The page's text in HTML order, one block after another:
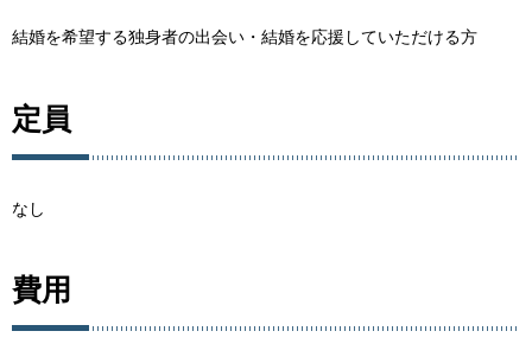
結婚を希望する独身者の出会い・結婚を応援していただける方
定員
なし
費用